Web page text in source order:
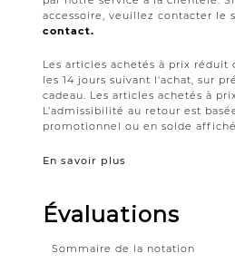
accessoire, veuillez contacter le
contact.
Les articles achetés à prix
les 14 jours suivant l'achat, sur
cadeau. Les articles achetés à
L’admissibilité au retour est
promotionnel ou en solde
En savoir plus